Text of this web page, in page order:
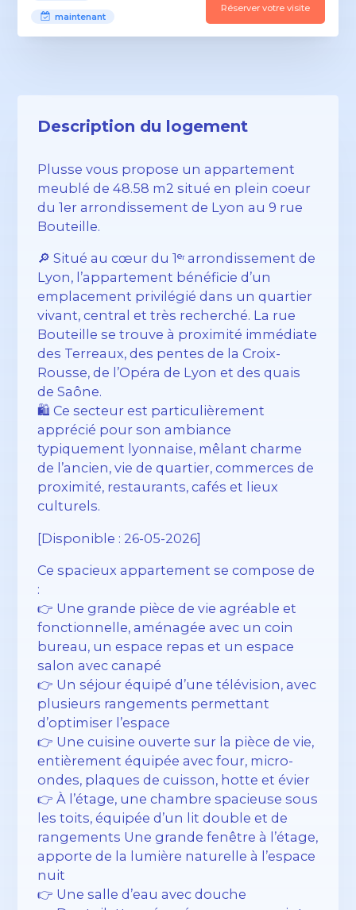
maintenant
Réserver votre visite
Description du logement
Plusse vous propose un appartement
meublé de 48.58 m2 situé en plein coeur
du 1er arrondissement de Lyon au 9 rue
Bouteille.
🔎 Situé au cœur du 1ᵉʳ arrondissement de
Lyon, l’appartement bénéficie d’un
emplacement privilégié dans un quartier
vivant, central et très recherché. La rue
Bouteille se trouve à proximité immédiate
des Terreaux, des pentes de la Croix-
Rousse, de l’Opéra de Lyon et des quais
de Saône.
🛍️ Ce secteur est particulièrement
apprécié pour son ambiance
typiquement lyonnaise, mêlant charme
de l’ancien, vie de quartier, commerces de
proximité, restaurants, cafés et lieux
culturels.
[Disponible : 26-05-2026]
Ce spacieux appartement se compose de
:
👉 Une grande pièce de vie agréable et
fonctionnelle, aménagée avec un coin
bureau, un espace repas et un espace
salon avec canapé
👉 Un séjour équipé d’une télévision, avec
plusieurs rangements permettant
d’optimiser l’espace
👉 Une cuisine ouverte sur la pièce de vie,
entièrement équipée avec four, micro-
ondes, plaques de cuisson, hotte et évier
👉 À l’étage, une chambre spacieuse sous
les toits, équipée d’un lit double et de
rangements Une grande fenêtre à l’étage,
apporte de la lumière naturelle à l’espace
nuit
👉 Une salle d’eau avec douche